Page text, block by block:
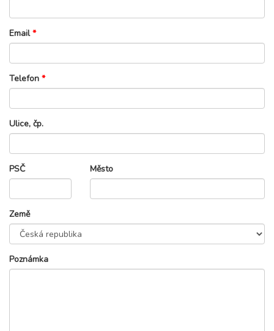
Email*
Telefon *
Ulice, čp.
PSČ Město
Země
Poznámka